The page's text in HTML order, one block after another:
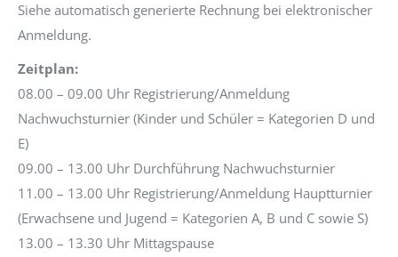
Siehe automatisch generierte Rechnung bei elektronischer
Anmeldung.
Zeitplan:
08.00 – 09.00 Uhr Registrierung/Anmeldung
Nachwuchsturnier (Kinder und Schüler = Kategorien D und
E)
09.00 – 13.00 Uhr Durchführung Nachwuchsturnier
11.00 – 13.00 Uhr Registrierung/Anmeldung Hauptturnier
(Erwachsene und Jugend = Kategorien A, B und C sowie S)
13.00 – 13.30 Uhr Mittagspause